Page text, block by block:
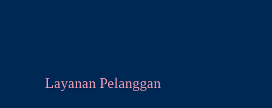
Layanan Pelanggan